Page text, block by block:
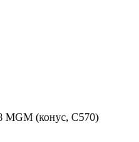
MGM (конус, C570)